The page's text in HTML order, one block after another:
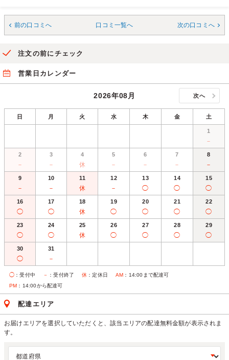
前の口コミへ 口コミ一覧へ 次の口コミへ
注文の前にチェック
営業日カレンダー
2026年08月 次へ
日 月 火 水 木 金 土
1
－
2
－
3
－
4
休
5
－
6
－
7
－
8
－
9
－
10
－
11
休
12
－
13
◯
14
◯
15
◯
16
◯
17
◯
18
休
19
◯
20
◯
21
◯
22
◯
23
◯
24
◯
25
休
26
◯
27
◯
28
◯
29
◯
30
◯
31
－
◯ ：受付中 － ：受付終了 休 ：定休日 AM ：14:00まで配達可
PM ：14:00から配達可
配達エリア
お届けエリアを選択していただくと、該当エリアの配達無料金額が表示されま
す。